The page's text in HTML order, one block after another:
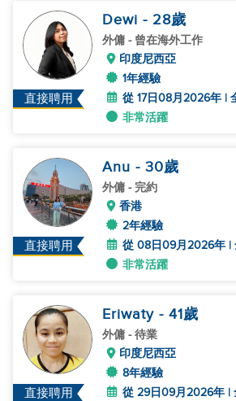
直接聘用
Dewi - 28歲
外傭 - 曾在海外工作
印度尼西亞
1年經驗
從 17日08月2026年 |
非常活躍
直接聘用
Anu - 30歲
外傭 - 完約
香港
2年經驗
從 08日09月2026年 |
非常活躍
直接聘用
Eriwaty - 41歲
外傭 - 待業
印度尼西亞
8年經驗
從 29日09月2026年 |